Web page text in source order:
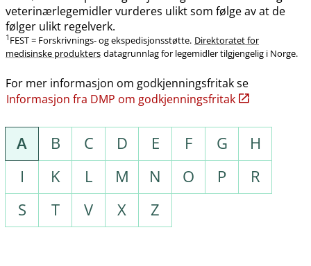
veterinærlegemidler vurderes ulikt som følge av at de
følger ulikt regelverk.
1 FEST = Forskrivnings- og ekspedisjonsstøtte. Direktoratet for
medisinske produkters datagrunnlag for legemidler tilgjengelig i Norge.
For mer informasjon om godkjenningsfritak se
Informasjon fra DMP om godkjenningsfritak
A B C D E F G
H
I
K L M N O P
R
S
T V X Z